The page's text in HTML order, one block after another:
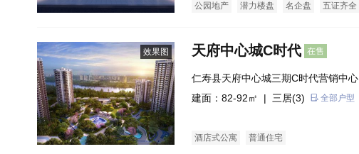
公园地产 潜力楼盘 名企盘 五证齐全
效果图 天府中心城C时代 在售
仁寿县天府中心城三期C时代营销中心
建面：82-92㎡ | 三居(3) 全部户型
酒店式公寓 普通住宅